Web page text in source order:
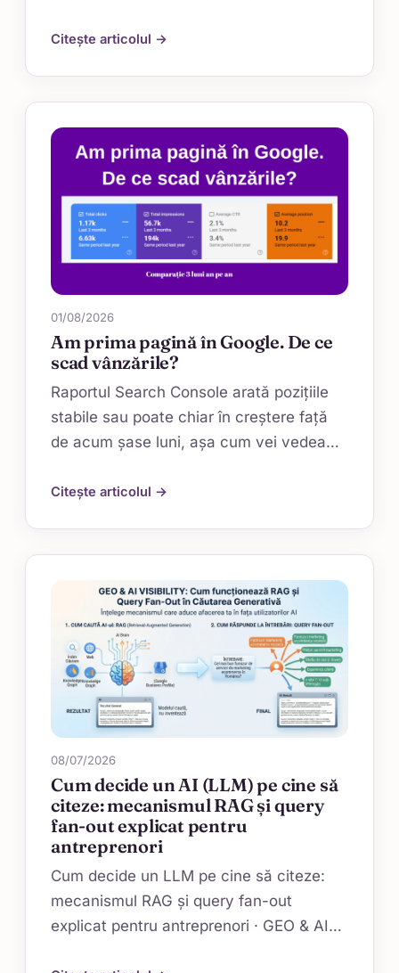
Citește articolul →
01/08/2026
Am prima pagină în Google. De ce
scad vânzările?
Raportul Search Console arată pozițiile
stabile sau poate chiar în creștere față
de acum șase luni, așa cum vei vedea…
Citește articolul →
08/07/2026
Cum decide un AI (LLM) pe cine să
citeze: mecanismul RAG și query
fan-out explicat pentru
antreprenori
Cum decide un LLM pe cine să citeze:
mecanismul RAG și query fan-out
explicat pentru antreprenori · GEO & AI…